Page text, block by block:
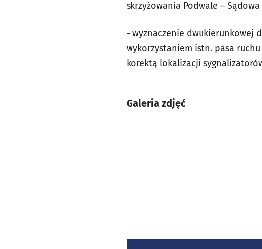
skrzyżowania Podwale –
- wyznaczenie dwukierunkowej
wykorzystaniem istn. pasa
korektą lokalizacji
Galeria zdjęć